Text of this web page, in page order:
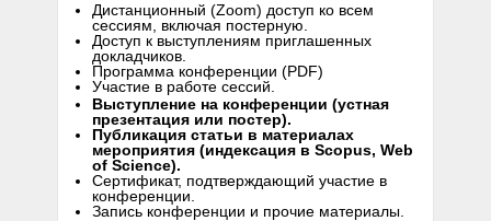
Выступление на конференции (устная
презентация или постер).
Публикация статьи в материалах
мероприятия (индексация в Scopus, Web
of Science).
Сертификат, подтверждающий участие в
конференции.
Запись конференции и прочие материалы.
Дистанционный (Zoom) доступ ко всем
сессиям, включая постерную.
Доступ к выступлениям приглашенных
докладчиков.
Программа конференции (PDF)
Участие в работе сессий.